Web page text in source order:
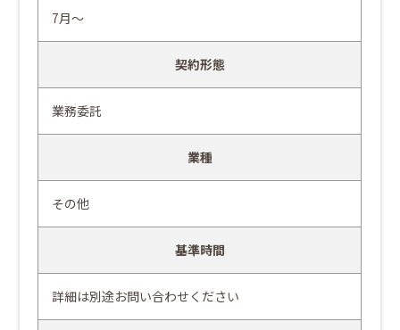
7月～
契約形態
業務委託
業種
その他
基準時間
詳細は別途お問い合わせください